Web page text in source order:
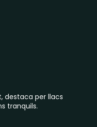
destaca per llacs
tranquils.